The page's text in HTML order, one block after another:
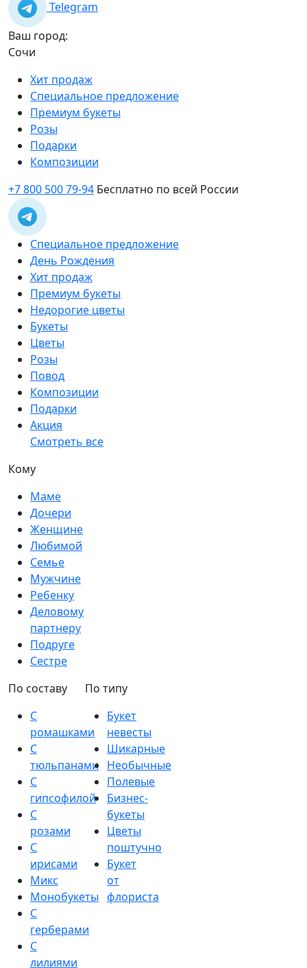
Telegram
Ваш город:
Сочи
Хит продаж
Специальное предложение
Премиум букеты
Розы
Подарки
Композиции
+7 800 500 79-94 Бесплатно по всей России
Специальное предложение
День Рождения
Хит продаж
Премиум букеты
Недорогие цветы
Букеты
Цветы
Розы
Повод
Композиции
Подарки
Акция
Смотреть все
Кому
Маме
Дочери
Женщине
Любимой
Семье
Мужчине
Ребенку
Деловому
партнеру
Подруге
Сестре
По составу
С
ромашками
С
тюльпанами
С
гипсофилой
С
розами
С
ирисами
Микс
Монобукеты
С
герберами
С
лилиями
По типу
Букет
невесты
Шикарные
Необычные
Полевые
Бизнес-
букеты
Цветы
поштучно
Букет
от
флориста